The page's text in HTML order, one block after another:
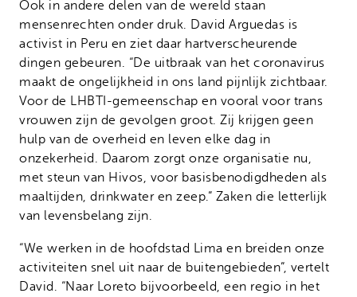
Ook in andere delen van de wereld staan
mensenrechten onder druk. David Arguedas is
activist in Peru en ziet daar hartverscheurende
dingen gebeuren. “De uitbraak van het coronavirus
maakt de ongelijkheid in ons land pijnlijk zichtbaar.
Voor de LHBTI-gemeenschap en vooral voor trans
vrouwen zijn de gevolgen groot. Zij krijgen geen
hulp van de overheid en leven elke dag in
onzekerheid. Daarom zorgt onze organisatie nu,
met steun van Hivos, voor basisbenodigdheden als
maaltijden, drinkwater en zeep.” Zaken die letterlijk
van levensbelang zijn.
“We werken in de hoofdstad Lima en breiden onze
activiteiten snel uit naar de buitengebieden”, vertelt
David. “Naar Loreto bijvoorbeeld, een regio in het